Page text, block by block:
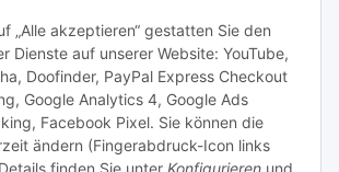
„Alle akzeptieren“ gestatten Sie den
Dienste auf unserer Website: YouTube,
Doofinder, PayPal Express Checkout
Google Analytics 4, Google Ads
Facebook Pixel. Sie können die
ändern (Fingerabdruck-Icon links
und Versand